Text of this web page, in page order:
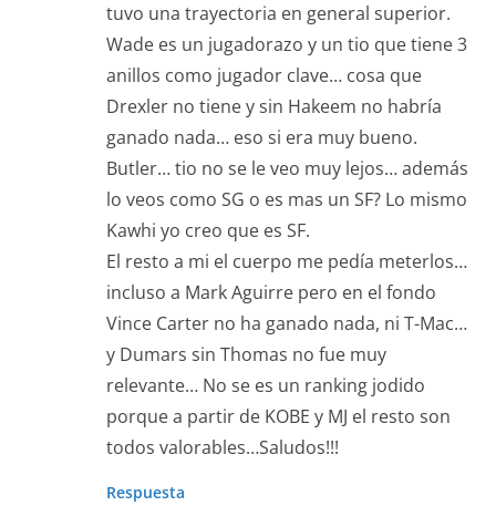
tuvo una trayectoria en general superior.
Wade es un jugadorazo y un tio que tiene 3
anillos como jugador clave… cosa que
Drexler no tiene y sin Hakeem no habría
ganado nada… eso si era muy bueno.
Butler… tio no se le veo muy lejos… además
lo veos como SG o es mas un SF? Lo mismo
Kawhi yo creo que es SF.
El resto a mi el cuerpo me pedía meterlos…
incluso a Mark Aguirre pero en el fondo
Vince Carter no ha ganado nada, ni T-Mac…
y Dumars sin Thomas no fue muy
relevante… No se es un ranking jodido
porque a partir de KOBE y MJ el resto son
todos valorables…Saludos!!!
Respuesta